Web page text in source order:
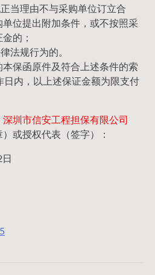
当理由不与采购单位订立合
位提出附加条件，或不按照采
的；
法规行为的。
保函原件及符合上述条件的索
日内，以上述保证金额为限支付
深圳市信安工程担保有限公司
或授权代表（签字）：